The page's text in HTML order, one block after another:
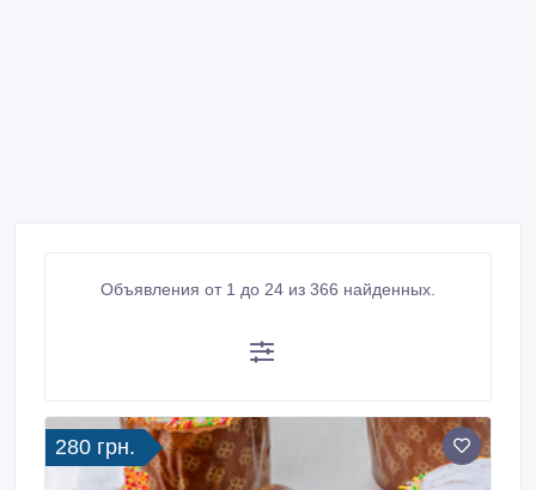
Объявления от 1 до 24 из 366 найденных.
280 грн.